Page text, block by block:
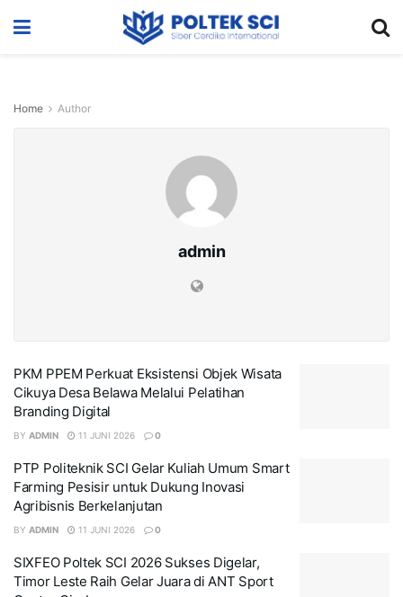
Home Author
admin
PKM PPEM Perkuat Eksistensi Objek Wisata
Cikuya Desa Belawa Melalui Pelatihan
Branding Digital
BY ADMIN 11 JUNI 2026 0
PTP Politeknik SCI Gelar Kuliah Umum Smart
Farming Pesisir untuk Dukung Inovasi
Agribisnis Berkelanjutan
BY ADMIN 11 JUNI 2026 0
SIXFEO Poltek SCI 2026 Sukses Digelar,
Timor Leste Raih Gelar Juara di ANT Sport